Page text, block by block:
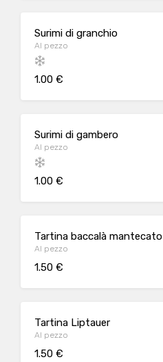
Surimi di granchio
Al pezzo
1.00 €
Surimi di gambero
Al pezzo
1.00 €
Tartina baccalà mantecato
Al pezzo
1.50 €
Tartina Liptauer
Al pezzo
1.50 €